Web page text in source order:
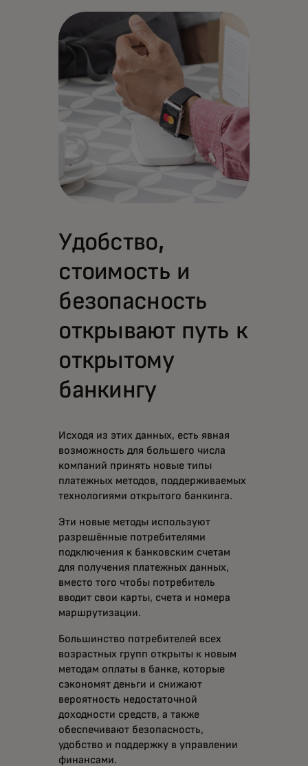
Удобство,
стоимость и
безопасность
открывают путь к
открытому
банкингу
Исходя из этих данных, есть явная
возможность для большего числа
компаний принять новые типы
платежных методов, поддерживаемых
технологиями открытого банкинга.
Эти новые методы используют
разрешённые потребителями
подключения к банковским счетам
для получения платежных данных,
вместо того чтобы потребитель
вводит свои карты, счета и номера
маршрутизации.
Большинство потребителей всех
возрастных групп открыты к новым
методам оплаты в банке, которые
сэкономят деньги и снижают
вероятность недостаточной
доходности средств, а также
обеспечивают безопасность,
удобство и поддержку в управлении
финансами.